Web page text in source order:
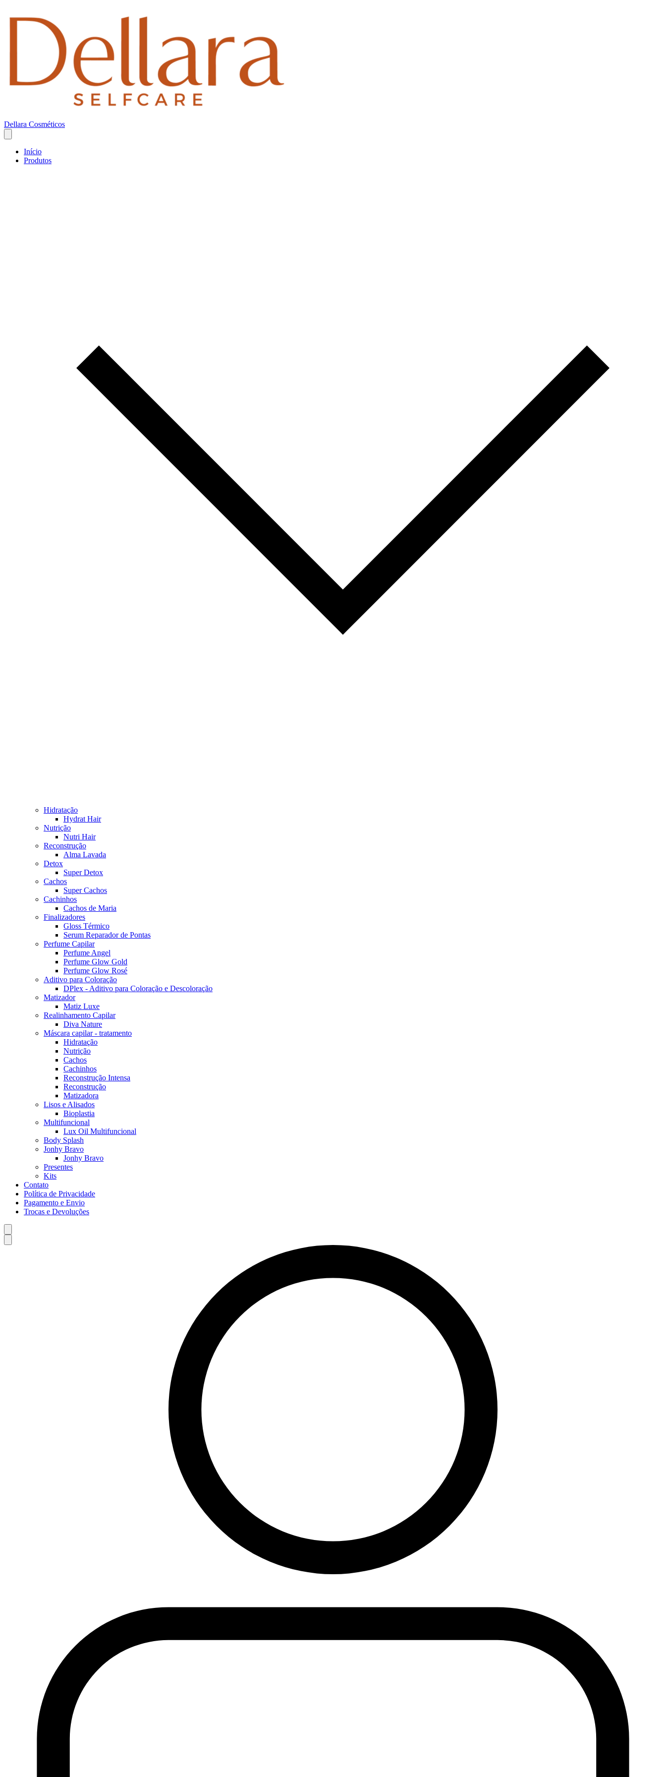
Dellara Cosméticos
Início
Produtos
Hidratação
Hydrat Hair
Nutrição
Nutri Hair
Reconstrução
Alma Lavada
Detox
Super Detox
Cachos
Super Cachos
Cachinhos
Cachos de Maria
Finalizadores
Gloss Térmico
Serum Reparador de Pontas
Perfume Capilar
Perfume Angel
Perfume Glow Gold
Perfume Glow Rosé
Aditivo para Coloração
DPlex - Aditivo para Coloração e Descoloração
Matizador
Matiz Luxe
Realinhamento Capilar
Diva Nature
Máscara capilar - tratamento
Hidratação
Nutrição
Cachos
Cachinhos
Reconstrução Intensa
Reconstrução
Matizadora
Lisos e Alisados
Bioplastia
Multifuncional
Lux Oil Multifuncional
Body Splash
Jonhy Bravo
Jonhy Bravo
Presentes
Kits
Contato
Política de Privacidade
Pagamento e Envio
Trocas e Devoluções